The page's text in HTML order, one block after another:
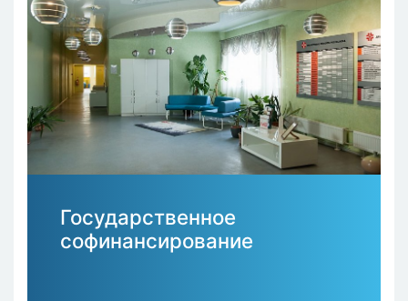
Государственное
софинансирование